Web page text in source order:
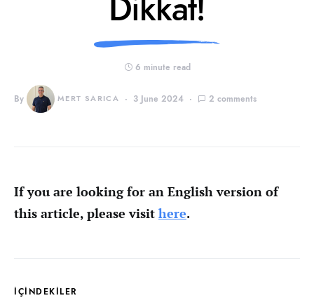
6 minute read
By MERT SARICA 3 June 2024 2 comments
If you are looking for an English version of
this article, please visit here.
İÇİNDEKİLER